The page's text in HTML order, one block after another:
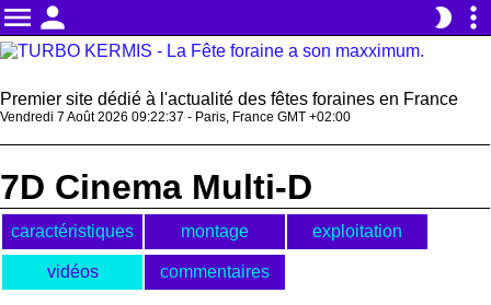
menu person brightness_2 more_vert
Premier site dédié à l'actualité des fêtes foraines en France
Vendredi 7 Août 2026 09:22:37 - Paris, France GMT +02:00
7D Cinema Multi-D
caractéristiques montage exploitation
vidéos commentaires